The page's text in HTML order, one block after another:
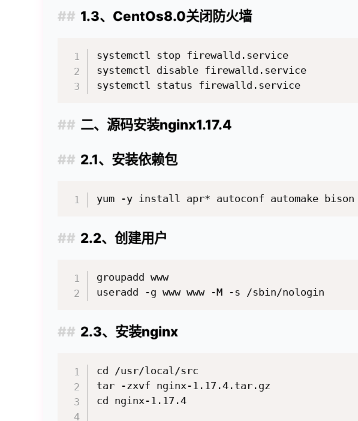
1.3、CentOs8.0关闭防火墙
systemctl stop firewalld.service
systemctl disable firewalld.service
二、源码安装nginx1.17.4
2.1、安装依赖包
2.2、创建用户
groupadd www
2.3、安装nginx
cd /usr/local/src
tar -zxvf nginx-1.17.4.tar.gz
cd nginx-1.17.4